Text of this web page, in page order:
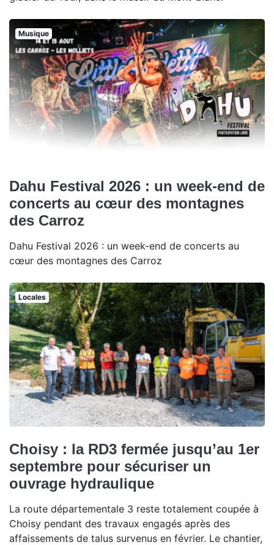
Musique
Dahu Festival 2026 : un week-end de
concerts au cœur des montagnes
des Carroz
Dahu Festival 2026 : un week-end de concerts au
cœur des montagnes des Carroz
Locales
Choisy : la RD3 fermée jusqu’au 1er
septembre pour sécuriser un
ouvrage hydraulique
La route départementale 3 reste totalement coupée à
Choisy pendant des travaux engagés après des
affaissements de talus survenus en février. Le chantier,